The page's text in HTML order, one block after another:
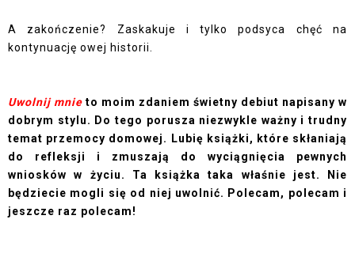
A zakończenie? Zaskakuje i tylko podsyca chęć na
kontynuację owej historii.
Uwolnij mnie to moim zdaniem świetny debiut napisany w
dobrym stylu. Do tego porusza niezwykle ważny i trudny
temat przemocy domowej. Lubię książki, które skłaniają
do refleksji i zmuszają do wyciągnięcia pewnych
wniosków w życiu. Ta książka taka właśnie jest. Nie
będziecie mogli się od niej uwolnić. Polecam, polecam i
jeszcze raz polecam!